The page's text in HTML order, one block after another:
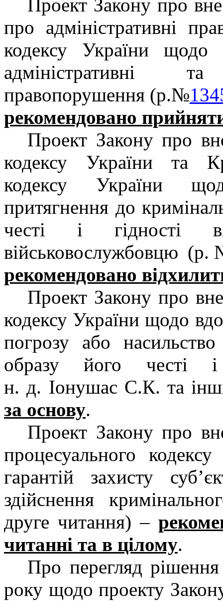
Проект Закону про
про адміністративні
кодексу України щодо
адміністративні
правопорушення (р.№
рекомендовано
Проект Закону про
кодексу України та
кодексу України
притягнення до
честі і гідності
військовослужбовцю
рекомендовано
Проект Закону про
кодексу України щодо
погрозу або
образу його
н. д. Іонушас С.К. та
за основу.
Проект Закону про
процесуального
гарантій захисту
здійснення
друге читання)–
читанні та в цілому.
Про перегляд
року щодо проекту